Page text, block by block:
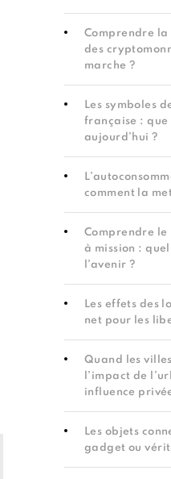
Comprendre
des
marche ?
Les symboles
française :
aujourd’hui ?
comment la
Comprendre le
à mission :
l’avenir ?
Les effets des
net pour les
Quand les
l’impact de
influence
Les objets
gadget ou